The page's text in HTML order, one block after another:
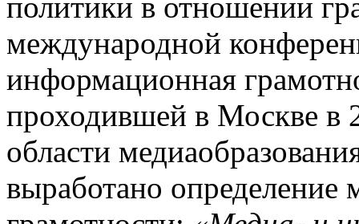
международной
информационная
проходившей в Москве в
области
выработано